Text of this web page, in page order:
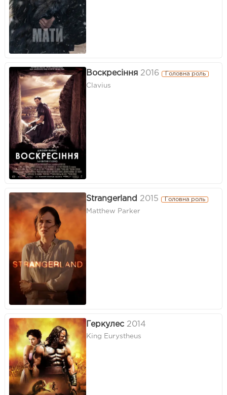
Воскресіння 2016 Головна роль
Clavius
Strangerland 2015 Головна роль
Matthew Parker
Геркулес 2014
King Eurystheus